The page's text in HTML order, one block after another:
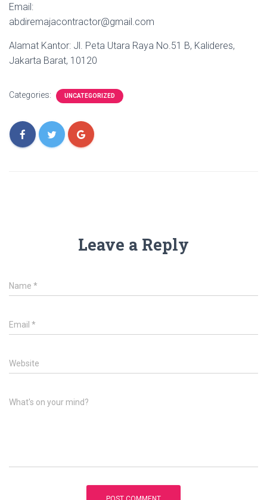
Email:
abdiremajacontractor@gmail.com
Alamat Kantor: Jl. Peta Utara Raya No.51 B, Kalideres,
Jakarta Barat, 10120
Categories: UNCATEGORIZED
Leave a Reply
Name *
Email *
Website
What's on your mind?